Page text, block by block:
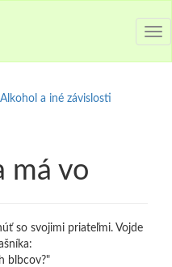
Alkohol a iné závislosti
má vo
so svojimi priateľmi. Vojde
blbcov?"